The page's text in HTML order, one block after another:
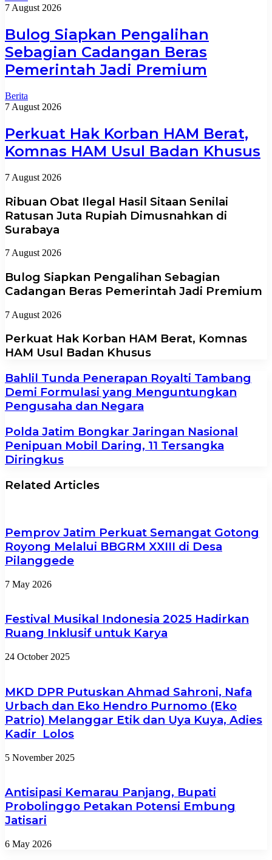
7 August 2026
Bulog Siapkan Pengalihan
Sebagian Cadangan Beras
Pemerintah Jadi Premium
Berita
7 August 2026
Perkuat Hak Korban HAM Berat,
Komnas HAM Usul Badan Khusus
7 August 2026
Ribuan Obat Ilegal Hasil Sitaan Senilai
Ratusan Juta Rupiah Dimusnahkan di
Surabaya
7 August 2026
Bulog Siapkan Pengalihan Sebagian
Cadangan Beras Pemerintah Jadi Premium
7 August 2026
Perkuat Hak Korban HAM Berat, Komnas
HAM Usul Badan Khusus
Bahlil Tunda Penerapan Royalti Tambang
Demi Formulasi yang Menguntungkan
Pengusaha dan Negara
Polda Jatim Bongkar Jaringan Nasional
Penipuan Mobil Daring, 11 Tersangka
Diringkus
Related Articles
Pemprov Jatim Perkuat Semangat Gotong
Royong Melalui BBGRM XXIII di Desa
Pilanggede
7 May 2026
Festival Musikal Indonesia 2025 Hadirkan
Ruang Inklusif untuk Karya
24 October 2025
MKD DPR Putuskan Ahmad Sahroni, Nafa
Urbach dan Eko Hendro Purnomo (Eko
Patrio) Melanggar Etik dan Uya Kuya, Adies
Kadir Lolos
5 November 2025
Antisipasi Kemarau Panjang, Bupati
Probolinggo Petakan Potensi Embung
Jatisari
6 May 2026